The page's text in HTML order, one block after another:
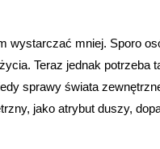
wystarczać mniej. Sporo
Teraz jednak potrzeba
sprawy świata
jako atrybut duszy,